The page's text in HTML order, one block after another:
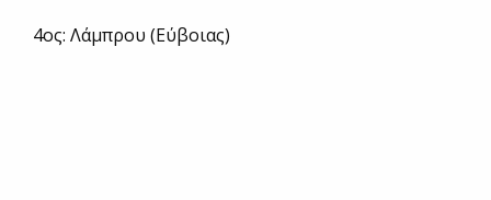
4ος: Λάμπρου (Εύβοιας)